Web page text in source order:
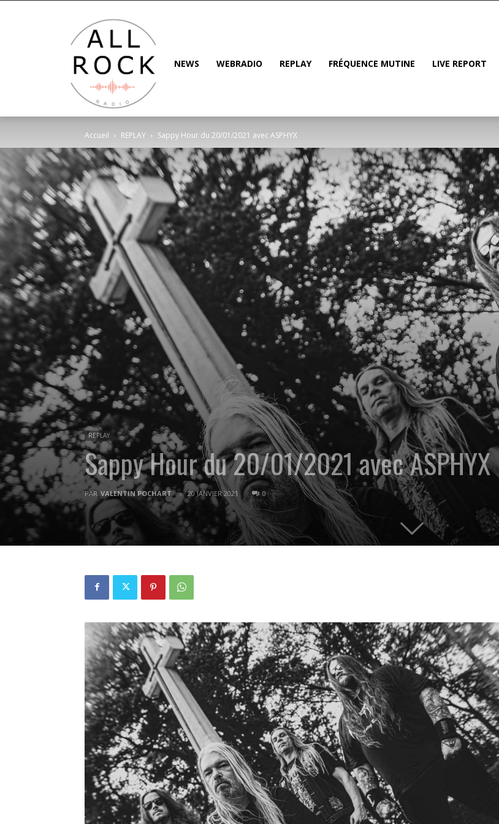
NEWS WEBRADIO REPLAY FRÉQUENCE MUTINE LIVE REPORT
Accueil REPLAY Sappy Hour du 20/01/2021 avec ASPHYX
REPLAY
Sappy Hour du 20/01/2021 avec ASPHYX
PAR VALENTIN POCHART 20 JANVIER 2021 0